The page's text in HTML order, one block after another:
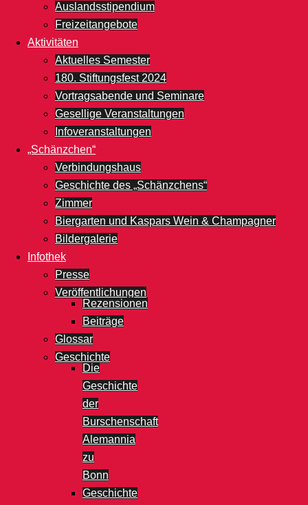
Auslandsstipendium
Freizeitangebote
Aktivitäten
Aktuelles Semester
180. Stiftungsfest 2024
Vortragsabende und Seminare
Gesellige Veranstaltungen
Infoveranstaltungen
„Schänzchen“
Verbindungshaus
Geschichte des „Schänzchens“
Zimmer
Biergarten und Kaspars Wein & Champagner
Bildergalerie
Infothek
Presse
Veröffentlichungen
Rezensionen
Beiträge
Glossar
Geschichte
Die
Geschichte
der
Burschenschaft
Alemannia
zu
Bonn
Geschichte